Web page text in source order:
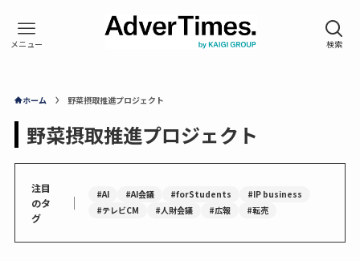
ホーム 野菜摂取推進プロジェクト
野菜摂取推進プロジェクト
注目
のタ
グ
｜ #AI #AI会議 #forStudents
#IP business
#テレビCM
#人財会議 #広報 #転売